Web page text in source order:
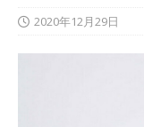
2020年12月29日